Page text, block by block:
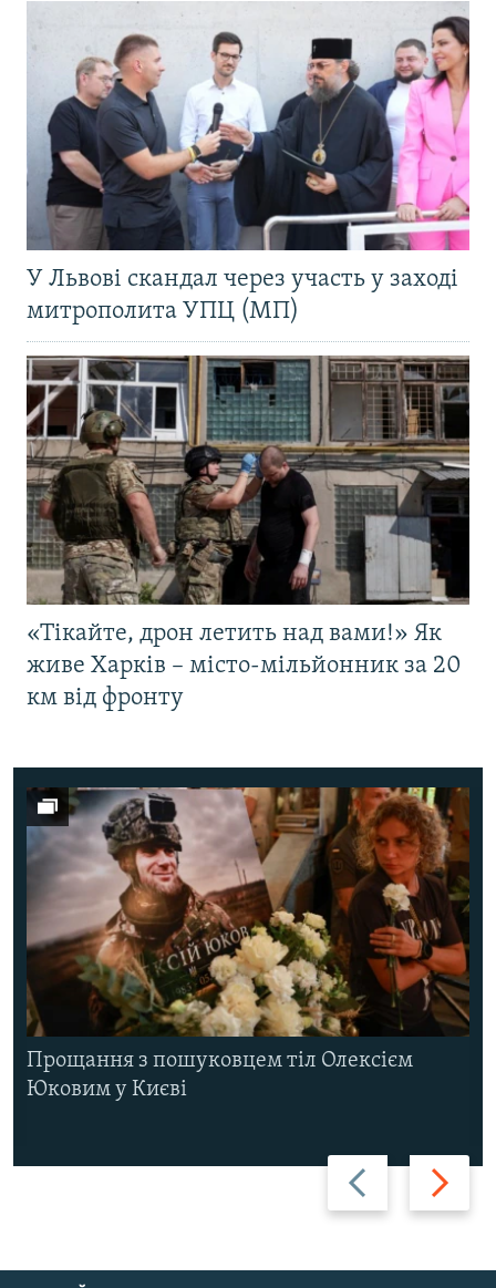
У Львові скандал через участь у заході
митрополита УПЦ (МП)
«Тікайте, дрон летить над вами!» Як
живе Харків – місто-мільйонник за 20
км від фронту
Назад Вперед
Прощання з пошуковцем тіл Олексієм
Юковим у Києві